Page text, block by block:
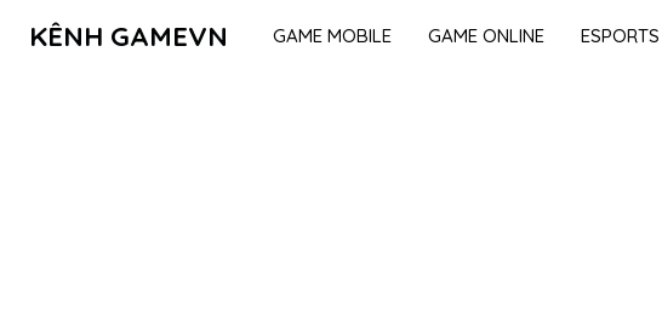
KÊNH GAMEVN GAME MOBILE GAME ONLINE ESPORTS